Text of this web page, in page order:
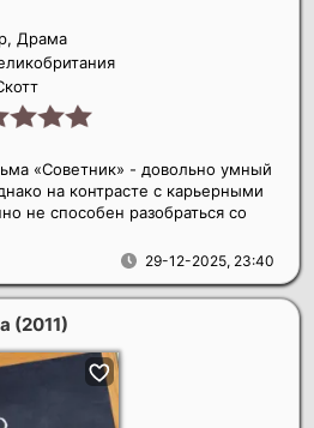
Драма
29-12-2025, 23:40
«Советник» - довольно умный
на контрасте с карьерными
не способен разобраться со
(2011)